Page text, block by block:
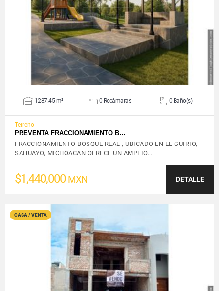
VER DETALLES
1287.45 m² 0 Recámaras 0 Baño(s)
Terreno
PREVENTA FRACCIONAMIENTO B…
FRACCIONAMIENTO BOSQUE REAL , UBICADO EN EL GUIRIO,
SAHUAYO, MICHOACAN OFRECE UN AMPLIO…
$1,440,000 MXN DETALLE
CASA / VENTA
VER DETALLES